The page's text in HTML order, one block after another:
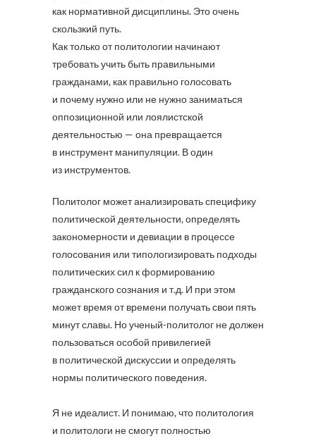
как нормативной дисциплины. Это очень
скользкий путь.
Как только от политологии начинают
требовать учить быть правильными
гражданами, как правильно голосовать
и почему нужно или не нужно заниматься
оппозиционной или лоялистской
деятельностью — она превращается
в инструмент манипуляции. В один
из инструментов.
Политолог может анализировать специфику
политической деятельности, определять
закономерности и девиации в процессе
голосования или типологизировать подходы
политических сил к формированию
гражданского сознания и т.д. И при этом
может время от времени получать свои пять
минут славы. Но ученый-политолог не должен
пользоваться особой привилегией
в политической дискуссии и определять
нормы политического поведения.
Я не идеалист. И понимаю, что политология
и политологи не смогут полностью